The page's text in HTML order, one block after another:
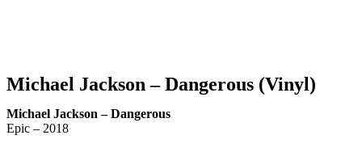
Michael Jackson – Dangerous (Vinyl)
Michael Jackson – Dangerous
Epic – 2018